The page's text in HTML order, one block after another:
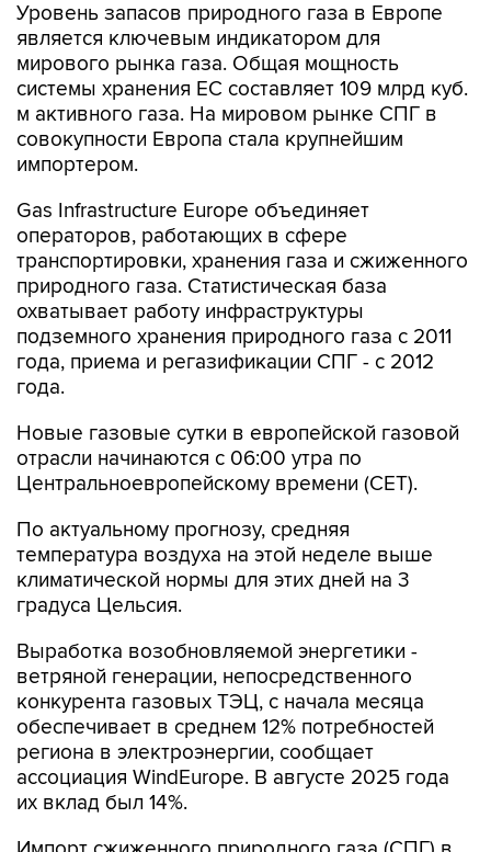
Уровень запасов природного газа в Европе
является ключевым индикатором для
мирового рынка газа. Общая мощность
системы хранения ЕС составляет 109 млрд куб.
м активного газа. На мировом рынке СПГ в
совокупности Европа стала крупнейшим
импортером.
Gas Infrastructure Europe объединяет
операторов, работающих в сфере
транспортировки, хранения газа и сжиженного
природного газа. Статистическая база
охватывает работу инфраструктуры
подземного хранения природного газа с 2011
года, приема и регазификации СПГ - с 2012
года.
Новые газовые сутки в европейской газовой
отрасли начинаются c 06:00 утра по
Центральноевропейскому времени (CET).
По актуальному прогнозу, средняя
температура воздуха на этой неделе выше
климатической нормы для этих дней на 3
градуса Цельсия.
Выработка возобновляемой энергетики -
ветряной генерации, непосредственного
конкурента газовых ТЭЦ, с начала месяца
обеспечивает в среднем 12% потребностей
региона в электроэнергии, сообщает
ассоциация WindEurope. В августе 2025 года
их вклад был 14%.